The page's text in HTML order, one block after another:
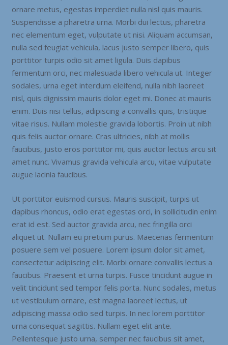
ornare metus, egestas imperdiet nulla nisl quis mauris.
Suspendisse a pharetra urna. Morbi dui lectus, pharetra
nec elementum eget, vulputate ut nisi. Aliquam accumsan,
nulla sed feugiat vehicula, lacus justo semper libero, quis
porttitor turpis odio sit amet ligula. Duis dapibus
fermentum orci, nec malesuada libero vehicula ut. Integer
sodales, urna eget interdum eleifend, nulla nibh laoreet
nisl, quis dignissim mauris dolor eget mi. Donec at mauris
enim. Duis nisi tellus, adipiscing a convallis quis, tristique
vitae risus. Nullam molestie gravida lobortis. Proin ut nibh
quis felis auctor ornare. Cras ultricies, nibh at mollis
faucibus, justo eros porttitor mi, quis auctor lectus arcu sit
amet nunc. Vivamus gravida vehicula arcu, vitae vulputate
augue lacinia faucibus.
Ut porttitor euismod cursus. Mauris suscipit, turpis ut
dapibus rhoncus, odio erat egestas orci, in sollicitudin enim
erat id est. Sed auctor gravida arcu, nec fringilla orci
aliquet ut. Nullam eu pretium purus. Maecenas fermentum
posuere sem vel posuere. Lorem ipsum dolor sit amet,
consectetur adipiscing elit. Morbi ornare convallis lectus a
faucibus. Praesent et urna turpis. Fusce tincidunt augue in
velit tincidunt sed tempor felis porta. Nunc sodales, metus
ut vestibulum ornare, est magna laoreet lectus, ut
adipiscing massa odio sed turpis. In nec lorem porttitor
urna consequat sagittis. Nullam eget elit ante.
Pellentesque justo urna, semper nec faucibus sit amet,